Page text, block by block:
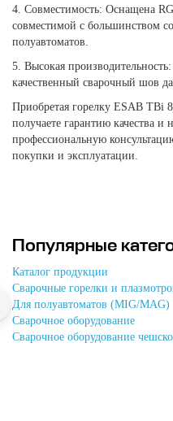
4. Совместимость: Оснащена
совместимой с большинством
полуавтоматов.
5. Высокая
качественный сварочный шов
Приобретая горелку ESAB TBi
получаете гарантию качества и
профессиональную
покупки и эксплуатации.
Популярные
Каталог продукции
Cварочные горелки и
Для полуавтоматов (MIG/MAG)
Сварочное оборудование
Сварочное оборудование